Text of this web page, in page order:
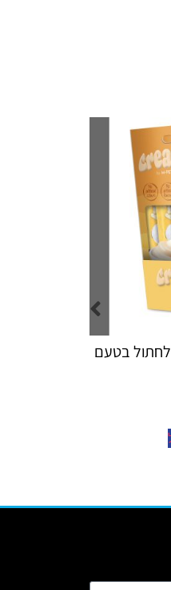
Creamy – שלוק קרמי לחתול לטיפול